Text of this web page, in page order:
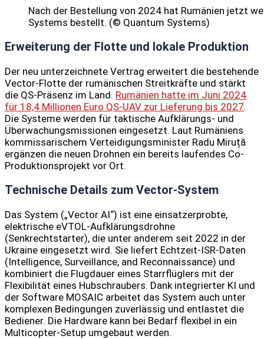
Nach der Bestellung von 2024 hat Rumänien jetzt
Systems bestellt. (© Quantum Systems)
Erweiterung der Flotte und lokale Produktion
Der neu unterzeichnete Vertrag erweitert die bestehende
Vector-Flotte der rumänischen Streitkräfte und stärkt
die QS-Präsenz im Land. Rumänien hatte im Juni 2024
für 18,4 Millionen Euro QS-UAV zur Lieferung bis 2027.
Die Systeme werden für taktische Aufklärungs- und
Überwachungsmissionen eingesetzt. Laut Rumäniens
kommissarischem Verteidigungsminister Radu Miruță
ergänzen die neuen Drohnen ein bereits laufendes Co-
Produktionsprojekt vor Ort.
Technische Details zum Vector-System
Das System („Vector AI“) ist eine einsatzerprobte,
elektrische eVTOL-Aufklärungsdrohne
(Senkrechtstarter), die unter anderem seit 2022 in der
Ukraine eingesetzt wird. Sie liefert Echtzeit-ISR-Daten
(Intelligence, Surveillance, and Reconnaissance) und
kombiniert die Flugdauer eines Starrflüglers mit der
Flexibilität eines Hubschraubers. Dank integrierter KI und
der Software MOSAIC arbeitet das System auch unter
komplexen Bedingungen zuverlässig und entlastet die
Bediener. Die Hardware kann bei Bedarf flexibel in ein
Multicopter-Setup umgebaut werden.